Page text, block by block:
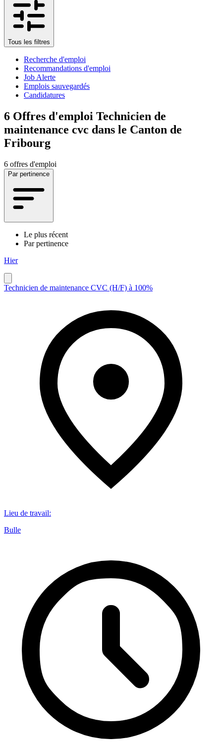
Tous les filtres
Recherche d'emploi
Recommandations d'emploi
Job Alerte
Emplois sauvegardés
Candidatures
6 Offres d'emploi Technicien de
maintenance cvc dans le Canton de
Fribourg
6 offres d'emploi
Par pertinence
Le plus récent
Par pertinence
Hier
Technicien de maintenance CVC (H/F) à 100%
Lieu de travail:
Bulle